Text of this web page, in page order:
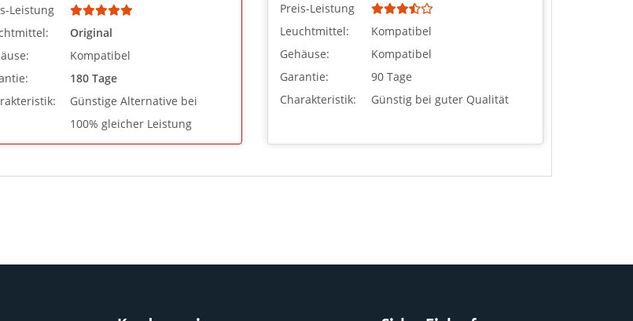
Leistung
Original
Kompatibel
180 Tage
Günstige Alternative bei
100% gleicher Leistung
Preis-Leistung
Leuchtmittel:
Kompatibel
Gehäuse:
Kompatibel
Garantie:
90 Tage
Charakteristik:
Günstig bei guter Qualität